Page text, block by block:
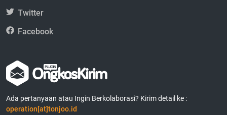
Twitter
Facebook
Ada pertanyaan atau Ingin Berkolaborasi? Kirim detail ke :
operation[at]tonjoo.id